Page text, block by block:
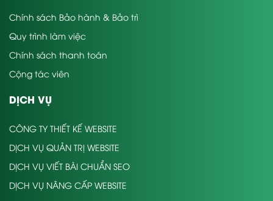
Chính sách Bảo hành & Bảo trì
Quy trình làm việc
Chính sách thanh toán
Cộng tác viên
DỊCH VỤ
CÔNG TY THIẾT KẾ WEBSITE
DỊCH VỤ QUẢN TRỊ WEBSITE
DỊCH VỤ VIẾT BÀI CHUẨN SEO
DỊCH VỤ NÂNG CẤP WEBSITE